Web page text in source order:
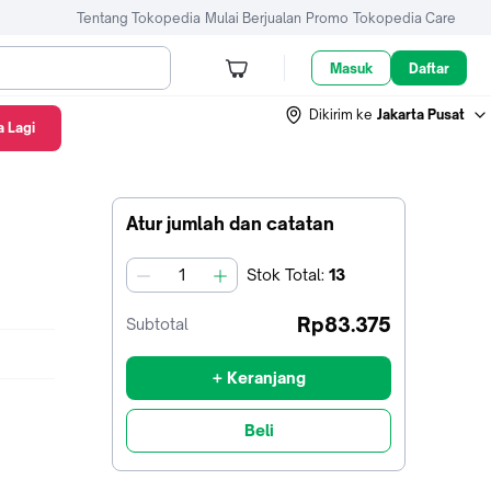
Tentang Tokopedia Mulai Berjualan Promo Tokopedia Care
Masuk Daftar
Dikirim ke Jakarta Pusat
Atur jumlah dan catatan
jumlah Stok Total: 13
Subtotal Rp83.375
+ Keranjang
Beli
Lagi